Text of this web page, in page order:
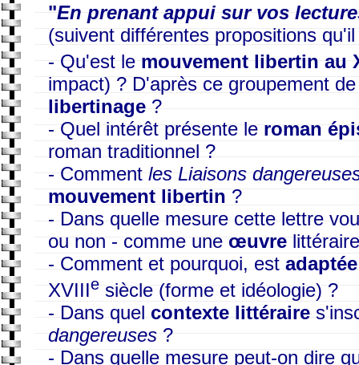
"En prenant appui sur vos
(suivent différentes propositions
- Qu'est le mouvement libertin au
impact) ? D'après ce groupement
libertinage?
- Quel intérêt présente le roman
roman traditionnel ?
- Comment les Liaisons
mouvement libertin ?
- Dans quelle mesure cette lettre
ou non - comme une œuvre
- Comment et pourquoi, est
XVIIIesiècle (forme et idéologie) ?
- Dans quel contexte littéraire
dangereuses?
- Dans quelle mesure peut-on dire